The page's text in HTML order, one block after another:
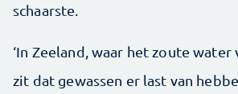
schaarste.
‘In Zeeland, waar het zoute water
zit dat gewassen er last van